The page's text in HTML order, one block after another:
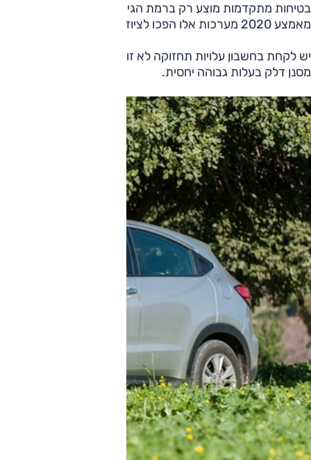
בטיחות מתקדמות מוצע רק ברמת הגימור 'אקזקוטיב' הבכירה
מאמצע 2020 מערכות אלו הפכו לציוד תקני במסגרת רמת גימור חדשה ('אלגנס').
מסנן דלק בעלות גבוהה יחסית.